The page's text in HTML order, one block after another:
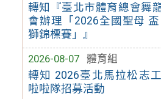
轉知『臺北市體育總會舞
會辦理「2026全國聖母
獅錦標賽」』
2026-08-07
體育組
轉知 2026臺北馬拉松志
啦啦隊招募活動